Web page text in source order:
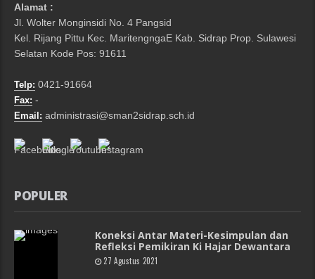
Alamat :
Jl. Wolter Monginsidi No. 4 Pangsid
Kel. Rijang Pittu Kec. MaritengngaE Kab. Sidrap Prop. Sulawesi
Selatan Kode Pos: 91611
Telp: 0421-91664
Fax: -
Email: administrasi@sman2sidrap.sch.id
POPULER
Koneksi Antar Materi-Kesimpulan dan
Refleksi Pemikiran Ki Hajar Dewantara
27 Agustus 2021